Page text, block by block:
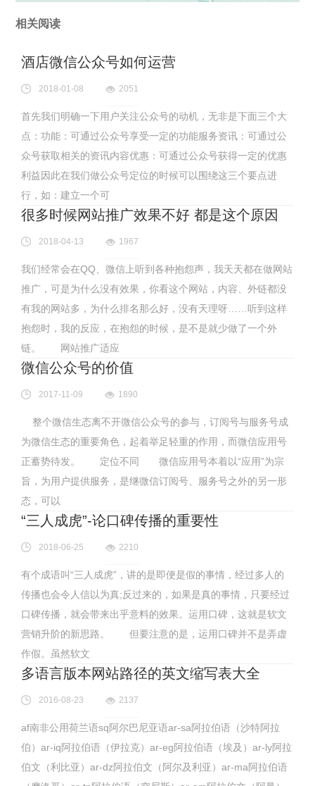
相关阅读
酒店微信公众号如何运营
2018-01-08 2051
首先我们明确一下用户关注公众号的动机，无非是下面三个大
点：功能：可通过公众号享受一定的功能服务资讯：可通过公
众号获取相关的资讯内容优惠：可通过公众号获得一定的优惠
利益因此在我们做公众号定位的时候可以围绕这三个要点进
行，如：建立一个可
很多时候网站推广效果不好 都是这个原因
2018-04-13 1967
我们经常会在QQ、微信上听到各种抱怨声，我天天都在做网站
推广，可是为什么没有效果，你看这个网站，内容、外链都没
有我的网站多，为什么排名那么好，没有天理呀……听到这样
抱怨时，我的反应，在抱怨的时候，是不是就少做了一个外
链。 网站推广适应
微信公众号的价值
2017-11-09 1890
整个微信生态离不开微信公众号的参与，订阅号与服务号成
为微信生态的重要角色，起着举足轻重的作用，而微信应用号
正蓄势待发。 定位不同 微信应用号本着以“应用”为宗
旨，为用户提供服务，是继微信订阅号、服务号之外的另一形
态，可以
“三人成虎”-论口碑传播的重要性
2018-06-25 2210
有个成语叫“三人成虎”，讲的是即便是假的事情，经过多人的
传播也会令人信以为真;反过来的，如果是真的事情，只要经过
口碑传播，就会带来出乎意料的效果。运用口碑，这就是软文
营销升阶的新思路。 但要注意的是，运用口碑并不是弄虚
作假。虽然软文
多语言版本网站路径的英文缩写表大全
2016-08-23 2137
af南非公用荷兰语sq阿尔巴尼亚语ar-sa阿拉伯语（沙特阿拉
伯）ar-iq阿拉伯语（伊拉克）ar-eg阿拉伯语（埃及）ar-ly阿拉
伯文（利比亚）ar-dz阿拉伯文（阿尔及利亚）ar-ma阿拉伯语